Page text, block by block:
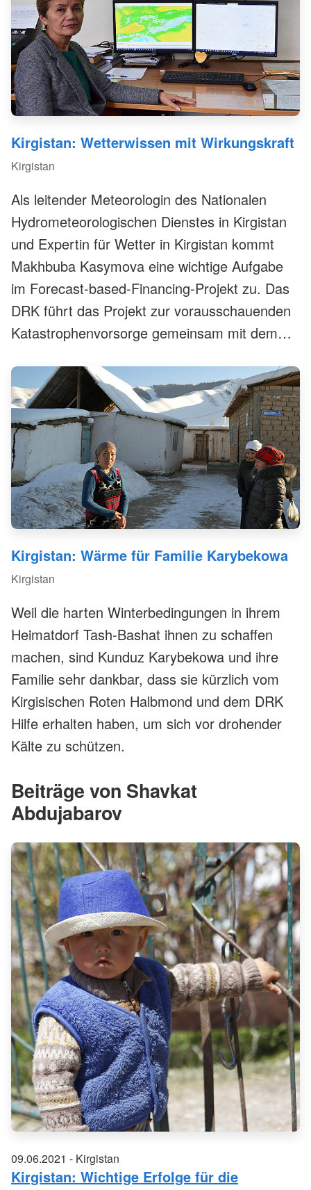
Kirgistan: Wetterwissen mit Wirkungskraft
Kirgistan
Als leitender Meteorologin des Nationalen
Hydrometeorologischen Dienstes in Kirgistan
und Expertin für Wetter in Kirgistan kommt
Makhbuba Kasymova eine wichtige Aufgabe
im Forecast-based-Financing-Projekt zu. Das
DRK führt das Projekt zur vorausschauenden
Katastrophenvorsorge gemeinsam mit dem
Unterstützung der Deutsche Bank Stiftung
durch.
Kirgistan: Wärme für Familie Karybekowa
Kirgistan
Weil die harten Winterbedingungen in ihrem
Heimatdorf Tash-Bashat ihnen zu schaffen
machen, sind Kunduz Karybekowa und ihre
Familie sehr dankbar, dass sie kürzlich vom
Kirgisischen Roten Halbmond und dem DRK
Hilfe erhalten haben, um sich vor drohender
Kälte zu schützen.
Beiträge von Shavkat
Abdujabarov
09.06.2021 - Kirgistan
Kirgistan: Wichtige Erfolge für die